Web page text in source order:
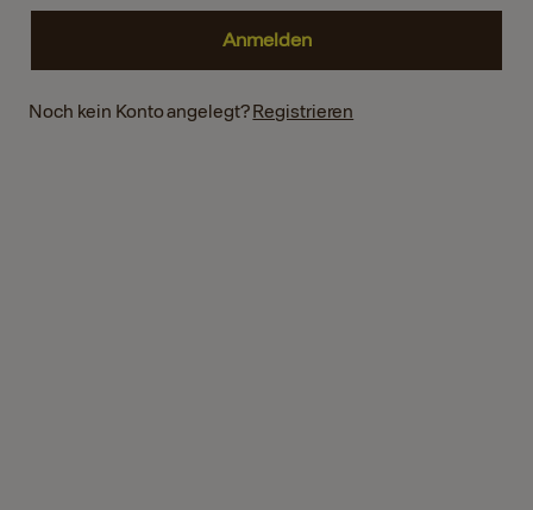
Noch kein Konto angelegt? Registrieren